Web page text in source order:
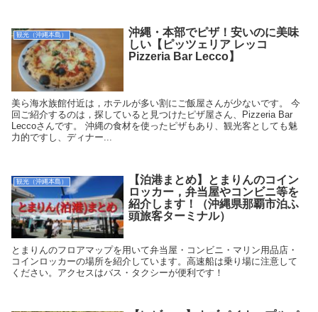
観光（沖縄本島）
沖縄・本部でピザ！安いのに美味
しい【ピッツェリア レッコ
Pizzeria Bar Lecco】
美ら海水族館付近は，ホテルが多い割にご飯屋さんが少ないです。 今
回ご紹介するのは，探していると見つけたピザ屋さん、Pizzeria Bar
Leccoさんです。 沖縄の食材を使ったピザもあり、観光客としても魅
力的ですし、ディナー...
観光（沖縄本島）
【泊港まとめ】とまりんのコイン
ロッカー，弁当屋やコンビニ等を
紹介します！（沖縄県那覇市泊ふ
頭旅客ターミナル）
とまりんのフロアマップを用いて弁当屋・コンビニ・マリン用品店・
コインロッカーの場所を紹介しています。高速船は乗り場に注意して
ください。アクセスはバス・タクシーが便利です！